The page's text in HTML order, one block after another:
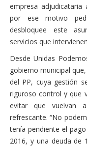
empresa
por ese motivo
desbloquee este
servicios que
Desde Unidas
gobierno municipal
del PP, cuya gestión
riguroso control y que
evitar que vuelvan
refrescante. “No
tenía pendiente el
2016, y una deuda de